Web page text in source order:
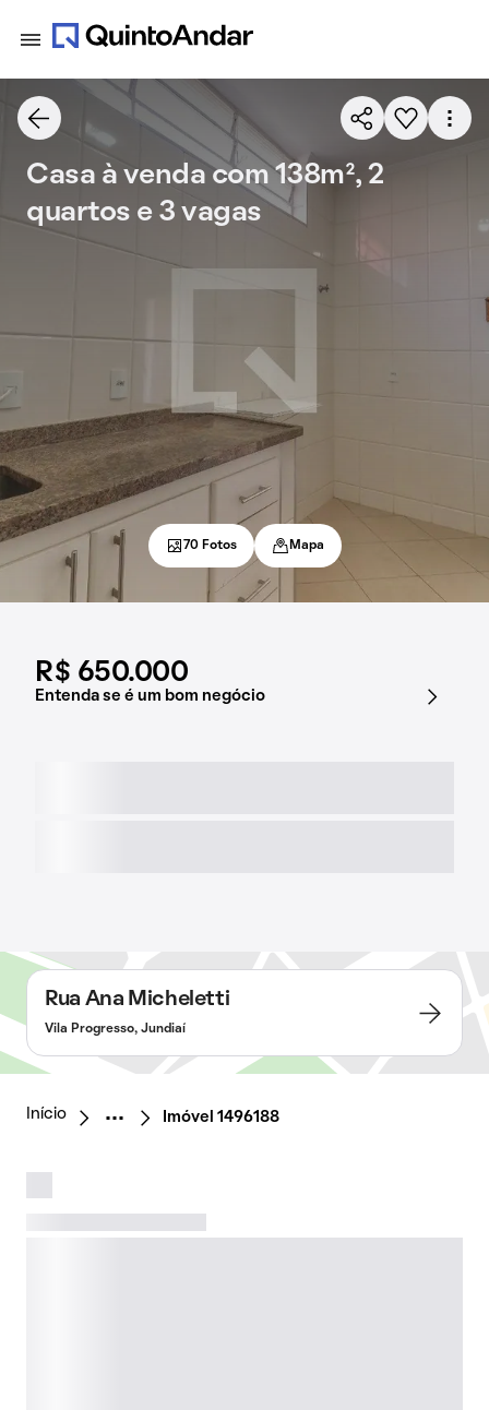
R$ 650.000
Entenda se é um bom negócio
Casa à venda com 138m², 2
quartos e 3 vagas
70 Fotos Mapa
Rua Ana Micheletti
Vila Progresso, Jundiaí
Início Imóvel 1496188